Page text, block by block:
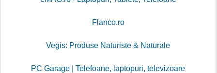
Flanco.ro
Vegis: Produse Naturiste & Naturale
PC Garage | Telefoane, laptopuri, televizoare